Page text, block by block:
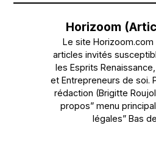
Horizoom
Le site Horizoom.com
articles invités
les Esprits
et Entrepreneurs de soi.
rédaction (Brigitte
propos” menu
légales” Bas